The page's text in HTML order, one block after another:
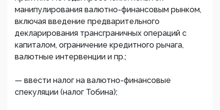
манипулирования валютно-финансовым рынком,
включая введение предварительного
декларирования трансграничных операций с
капиталом, ограничение кредитного рычага,
валютные интервенции и пр.;
— ввести налог на валютно-финансовые
спекуляции (налог Тобина);